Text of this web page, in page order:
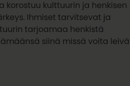
korostuu kulttuurin ja henkisen
Ihmiset tarvitsevat ja
tarjoamaa henkistä
siinä missä voita